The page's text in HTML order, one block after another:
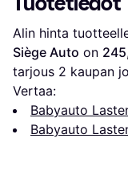
Alin hinta
Siège Auto on
tarjous 2 kaupan
Vertaa:
Babyauto
Babyauto